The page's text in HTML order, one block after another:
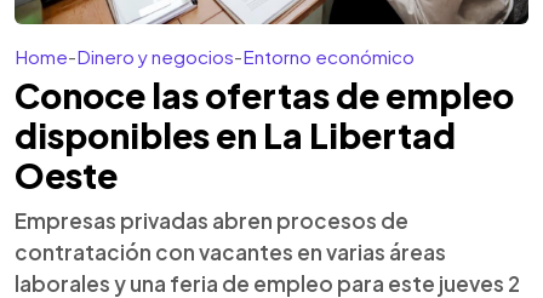
Home-Dinero y negocios-Entorno económico
Conoce las ofertas de empleo
disponibles en La Libertad
Oeste
Empresas privadas abren procesos de
contratación con vacantes en varias áreas
laborales y una feria de empleo para este jueves 2